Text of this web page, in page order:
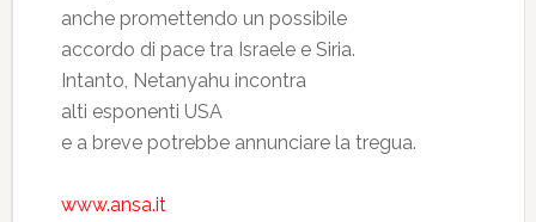
anche promettendo un possibile
accordo di pace tra Israele e Siria.
Intanto, Netanyahu incontra
alti esponenti USA
e a breve potrebbe annunciare la tregua.
www.ansa.it